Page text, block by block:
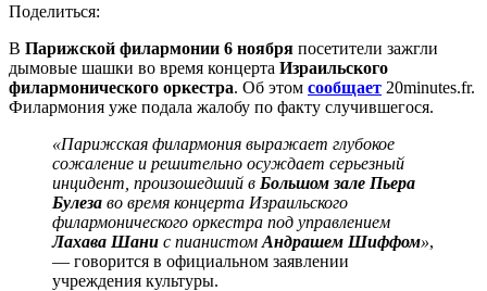
Поделиться:
В Парижской филармонии 6 ноября посетители зажгли
дымовые шашки во время концерта Израильского
филармонического оркестра. Об этом сообщает 20minutes.fr.
Филармония уже подала жалобу по факту случившегося.
«Парижская филармония выражает глубокое
сожаление и решительно осуждает серьезный
инцидент, произошедший в Большом зале Пьера
Булеза во время концерта Израильского
филармонического оркестра под управлением
Лахава Шани с пианистом Андрашем Шиффом»,
— говорится в официальном заявлении
учреждения культуры.